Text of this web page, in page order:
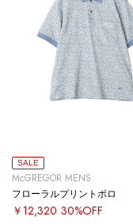
SALE
McGREGOR MENS
フローラルプリントポロ
￥12,320 30%OFF